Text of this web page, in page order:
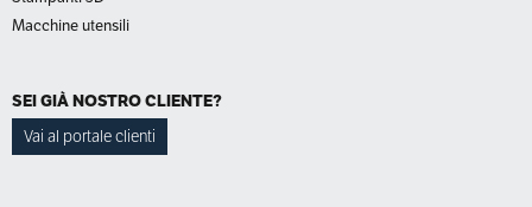
Macchine utensili
SEI GIÀ NOSTRO CLIENTE?
Vai al portale clienti